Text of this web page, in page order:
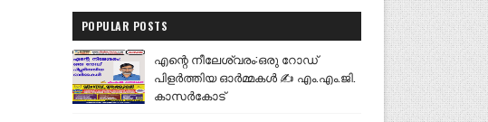
POPULAR POSTS
എന്റെ നീലേശ്വരം:ഒരു റോഡ്
പിളർത്തിയ ഓർമ്മകൾ ✍️ എം.എം.ജി.
കാസർകോട്